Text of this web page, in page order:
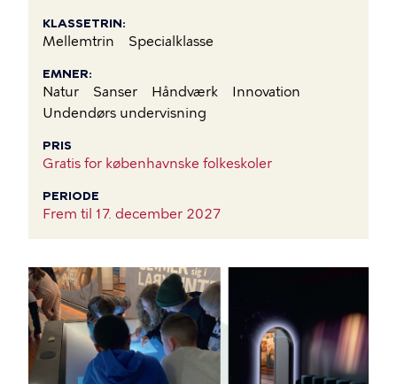
KLASSETRIN
Mellemtrin Specialklasse
EMNER
Natur Sanser Håndværk
Innovation
Undendørs undervisning
PRIS
Gratis for københavnske folkeskoler
PERIODE
Frem til 17. december 2027
BILLEDE